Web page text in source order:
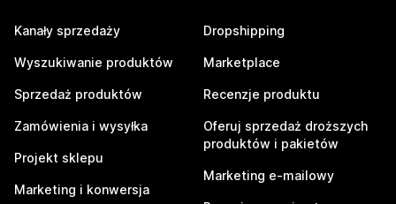
Kanały sprzedaży
Wyszukiwanie produktów
Sprzedaż produktów
Zamówienia i wysyłka
Projekt sklepu
Marketing i konwersja
Dropshipping
Marketplace
Recenzje produktu
Oferuj sprzedaż droższych
produktów i pakietów
Marketing e-mailowy